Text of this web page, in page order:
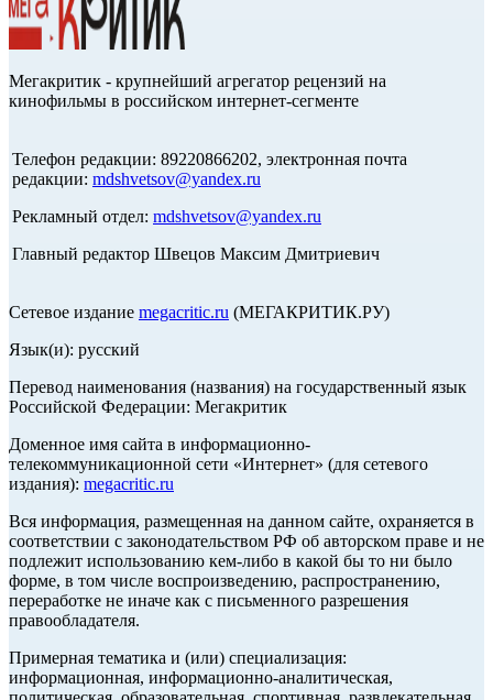
Мегакритик - крупнейший агрегатор рецензий на
кинофильмы в российском интернет-сегменте
Телефон редакции: 89220866202, электронная почта
редакции: mdshvetsov@yandex.ru
Рекламный отдел: mdshvetsov@yandex.ru
Главный редактор Швецов Максим Дмитриевич
Сетевое издание megacritic.ru (МЕГАКРИТИК.РУ)
Язык(и): русский
Перевод наименования (названия) на государственный язык
Российской Федерации: Мегакритик
Доменное имя сайта в информационно-
телекоммуникационной сети «Интернет» (для сетевого
издания): megacritic.ru
Вся информация, размещенная на данном сайте, охраняется в
соответствии с законодательством РФ об авторском праве и не
подлежит использованию кем-либо в какой бы то ни было
форме, в том числе воспроизведению, распространению,
переработке не иначе как с письменного разрешения
правообладателя.
Примерная тематика и (или) специализация:
информационная, информационно-аналитическая,